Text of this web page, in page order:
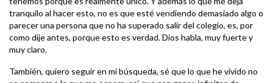
tranquilo al hacer esto, no es que esté vendiendo demasiado algo o
parecer una persona que no ha superado salir del colegio, es, por
como dije antes, porque esto es verdad. Dios habla, muy fuerte y
muy claro.
También, quiero seguir en mi búsqueda, sé que lo que he vivido no